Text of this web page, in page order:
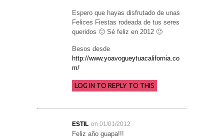
Espero que hayas disfrutado de unas
Felices Fiestas rodeada de tus seres
queridos 🙂 Sé feliz en 2012 🙂
Besos desde
http://www.yoavogueytuacalifornia.co
m/
LOG IN TO REPLY TO THIS
ESTIL on 01/01/2012
Feliz año guapa!!!